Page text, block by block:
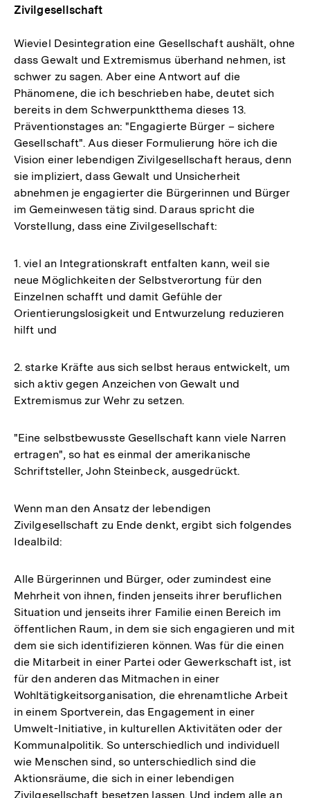
Zivilgesellschaft
Wieviel Desintegration eine Gesellschaft aushält, ohne
dass Gewalt und Extremismus überhand nehmen, ist
schwer zu sagen. Aber eine Antwort auf die
Phänomene, die ich beschrieben habe, deutet sich
bereits in dem Schwerpunktthema dieses 13.
Präventionstages an: "Engagierte Bürger – sichere
Gesellschaft". Aus dieser Formulierung höre ich die
Vision einer lebendigen Zivilgesellschaft heraus, denn
sie impliziert, dass Gewalt und Unsicherheit
abnehmen je engagierter die Bürgerinnen und Bürger
im Gemeinwesen tätig sind. Daraus spricht die
Vorstellung, dass eine Zivilgesellschaft:
1. viel an Integrationskraft entfalten kann, weil sie
neue Möglichkeiten der Selbstverortung für den
Einzelnen schafft und damit Gefühle der
Orientierungslosigkeit und Entwurzelung reduzieren
hilft und
2. starke Kräfte aus sich selbst heraus entwickelt, um
sich aktiv gegen Anzeichen von Gewalt und
Extremismus zur Wehr zu setzen.
"Eine selbstbewusste Gesellschaft kann viele Narren
ertragen", so hat es einmal der amerikanische
Schriftsteller, John Steinbeck, ausgedrückt.
Wenn man den Ansatz der lebendigen
Zivilgesellschaft zu Ende denkt, ergibt sich folgendes
Idealbild:
Alle Bürgerinnen und Bürger, oder zumindest eine
Mehrheit von ihnen, finden jenseits ihrer beruflichen
Situation und jenseits ihrer Familie einen Bereich im
öffentlichen Raum, in dem sie sich engagieren und mit
dem sie sich identifizieren können. Was für die einen
die Mitarbeit in einer Partei oder Gewerkschaft ist, ist
für den anderen das Mitmachen in einer
Wohltätigkeitsorganisation, die ehrenamtliche Arbeit
in einem Sportverein, das Engagement in einer
Umwelt-Initiative, in kulturellen Aktivitäten oder der
Kommunalpolitik. So unterschiedlich und individuell
wie Menschen sind, so unterschiedlich sind die
Aktionsräume, die sich in einer lebendigen
Zivilgesellschaft besetzen lassen. Und indem alle an